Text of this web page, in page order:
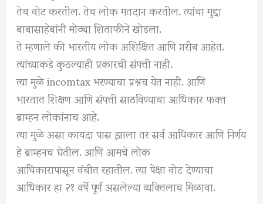
तेच वोट करतील. तेच लोक मतदान करतील. त्यांचा मुद्दा
बाबासाहेबांनी मोठ्या शिताफीने खोडला.
ते म्हणाले की भारतीय लोक अशिक्षित आणि गरीब आहेत.
त्यांच्याकडे कुठल्याही प्रकारची संपत्ती नाही.
त्या मुळे incomtax भरण्याचा प्रश्नच येत नाही. आणि
भारतात शिक्षण आणि संपत्ती साठविण्याचा आधिकार फक्त
ब्राम्हन लोकांनाच आहे.
त्या मुळे असा कायदा पास झाला तर सर्व आधिकार आणि निर्णय
हे ब्राम्हनच घेतील. आणि आमचे लोक
आधिकारापासून वंचीत रहातील. त्या पेक्षा वोट देण्याचा
आधिकार हा २१ वर्षे पूर्ण असलेल्या व्यक्तिलाच मिळावा.